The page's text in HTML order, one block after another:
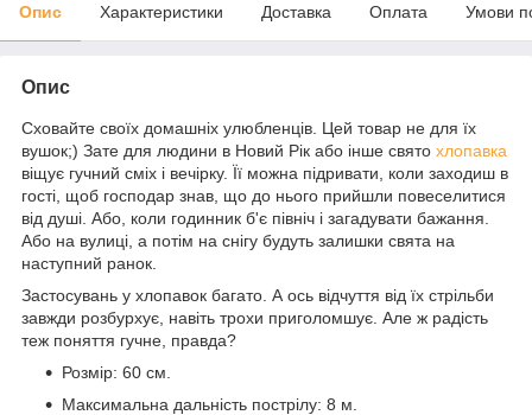
Опис Характеристики Доставка Оплата Умови
Опис
Сховайте своїх домашніх улюбленців. Цей товар не для їх
вушок;) Зате для людини в Новий Рік або інше свято хлопавка
віщує гучний сміх і вечірку. Її можна підривати, коли заходиш в
гості, щоб господар знав, що до нього прийшли повеселитися
від душі. Або, коли годинник б'є північ і загадувати бажання.
Або на вулиці, а потім на снігу будуть залишки свята на
наступний ранок.
Застосувань у хлопавок багато. А ось відчуття від їх стрільби
завжди розбурхує, навіть трохи приголомшує. Але ж радість
теж поняття гучне, правда?
Розмір: 60 см.
Максимальна дальність пострілу: 8 м.